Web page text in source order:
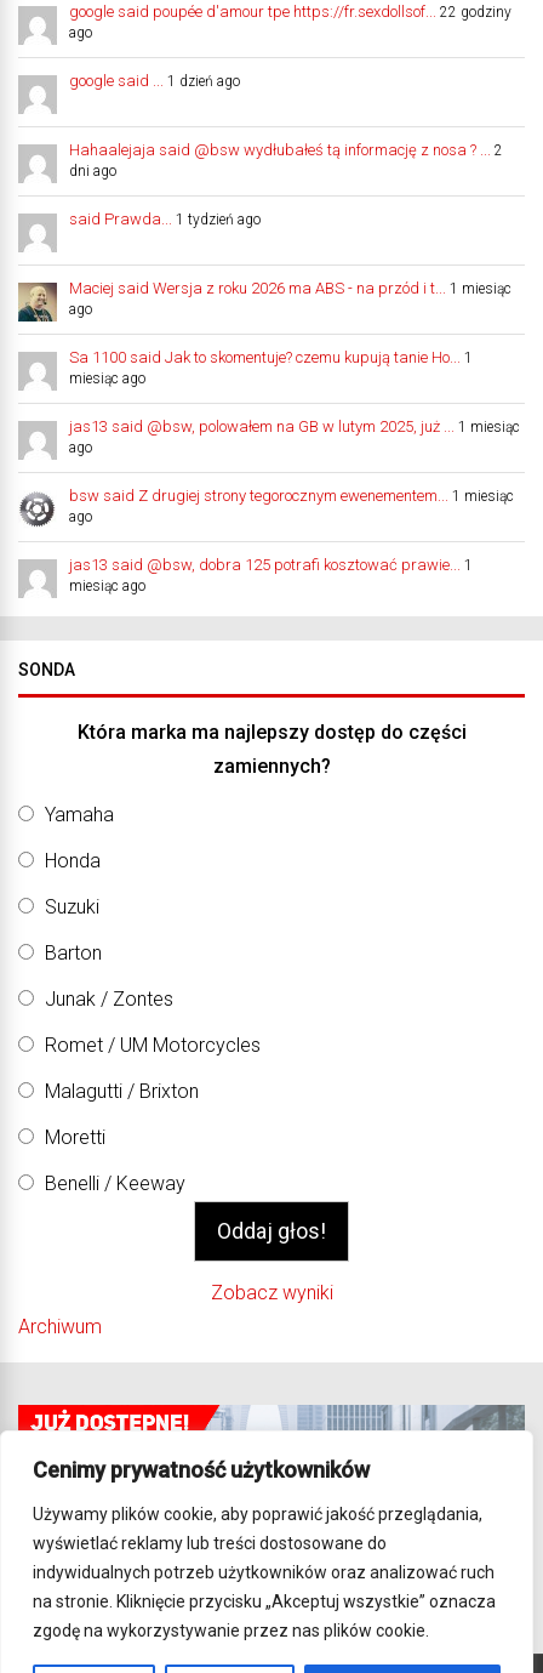
Cenimy prywatność użytkowników
Używamy plików cookie, aby poprawić jakość przeglądania,
wyświetlać reklamy lub treści dostosowane do
indywidualnych potrzeb użytkowników oraz analizować ruch
na stronie. Kliknięcie przycisku „Akceptuj wszystkie” oznacza
zgodę na wykorzystywanie przez nas plików cookie.
google said poupée d'amour tpe https://fr.sexdollsof...
22 godziny
ago
google said ... 1 dzień ago
Hahaalejaja said @bsw wydłubałeś tą informację z nosa ? ...
2
dni ago
said Prawda... 1 tydzień ago
Maciej said Wersja z roku 2026 ma ABS - na przód i t...
1 miesiąc
ago
Sa 1100 said Jak to skomentuje? czemu kupują tanie Ho...
1
miesiąc ago
jas13 said @bsw, polowałem na GB w lutym 2025, już ...
1 miesiąc
ago
bsw said Z drugiej strony tegorocznym ewenementem...
1 miesiąc
ago
jas13 said @bsw, dobra 125 potrafi kosztować prawie...
1
miesiąc ago
SONDA
Która marka ma najlepszy dostęp do części
zamiennych?
Yamaha
Honda
Suzuki
Barton
Junak / Zontes
Romet / UM Motorcycles
Malagutti / Brixton
Moretti
Benelli / Keeway
Zobacz wyniki
Archiwum